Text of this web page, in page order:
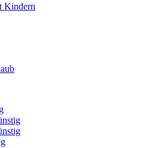
Kindern